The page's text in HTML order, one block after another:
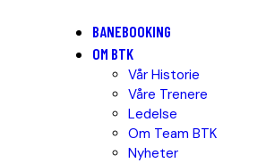
BANEBOOKING
OM BTK
Vår Historie
Våre Trenere
Ledelse
Om Team BTK
Nyheter